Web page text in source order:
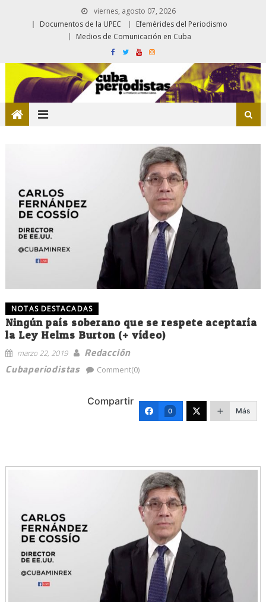
viernes, agosto 07, 2026
Documentos de la UPEC
Efemérides del Periodismo
Medios de Comunicación en Cuba
NOTAS DESTACADAS
Ningún país soberano que se respete aceptaría
la Ley Helms Burton (+ vídeo)
marzo 22, 2019
Redacción
Cubaperiodistas
Comment(0)
Compartir
0 Más